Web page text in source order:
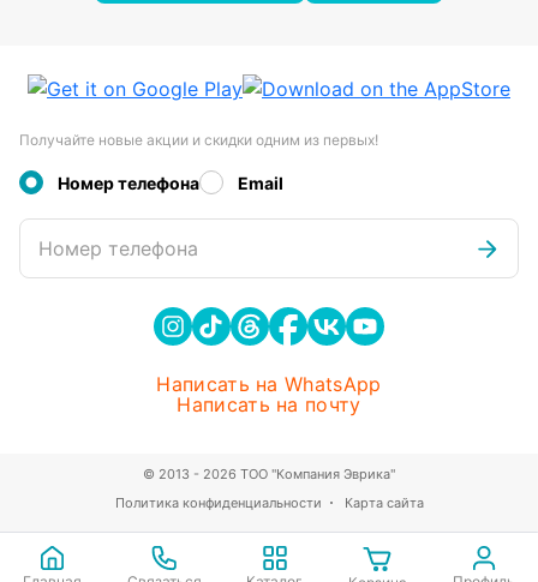
Получайте новые акции и скидки одним из первых!
Номер телефона Email
Номер телефона
Написать на WhatsApp
Написать на почту
Политика конфиденциальности Карта сайта
© 2013 - 2026 ТОО "Компания Эврика"